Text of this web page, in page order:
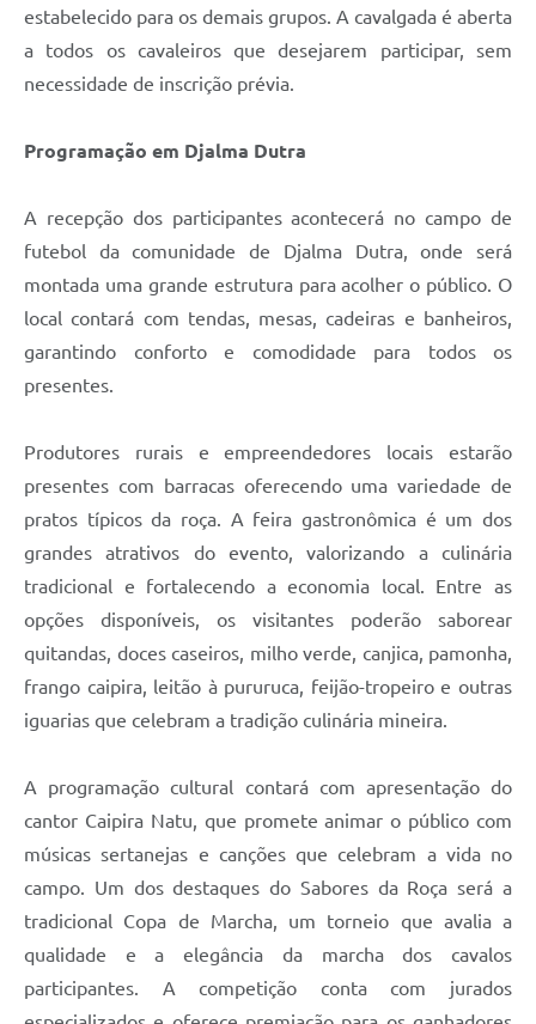
estabelecido para os demais grupos. A cavalgada é aberta
a todos os cavaleiros que desejarem participar, sem
necessidade de inscrição prévia.
Programação em Djalma Dutra
A recepção dos participantes acontecerá no campo de
futebol da comunidade de Djalma Dutra, onde será
montada uma grande estrutura para acolher o público. O
local contará com tendas, mesas, cadeiras e banheiros,
garantindo conforto e comodidade para todos os
presentes.
Produtores rurais e empreendedores locais estarão
presentes com barracas oferecendo uma variedade de
pratos típicos da roça. A feira gastronômica é um dos
grandes atrativos do evento, valorizando a culinária
tradicional e fortalecendo a economia local. Entre as
opções disponíveis, os visitantes poderão saborear
quitandas, doces caseiros, milho verde, canjica, pamonha,
frango caipira, leitão à pururuca, feijão-tropeiro e outras
iguarias que celebram a tradição culinária mineira.
A programação cultural contará com apresentação do
cantor Caipira Natu, que promete animar o público com
músicas sertanejas e canções que celebram a vida no
campo. Um dos destaques do Sabores da Roça será a
tradicional Copa de Marcha, um torneio que avalia a
qualidade e a elegância da marcha dos cavalos
participantes. A competição conta com jurados